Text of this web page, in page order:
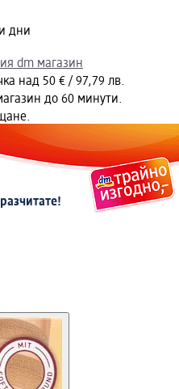
дни
dm магазин
над 50 € / 97,79 лв.
до 60 минути.